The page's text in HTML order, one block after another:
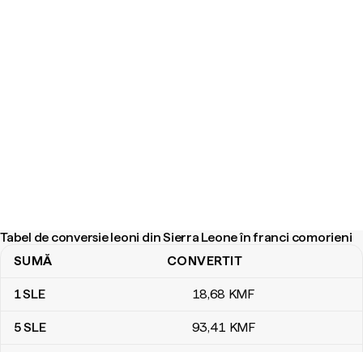
Tabel de conversie leoni din Sierra Leone în franci comorieni
Tabel de conversie leoni din Sierra Leone în franci comorieni
SUMĂ CONVERTIT
1SLE 18,68 KMF
5SLE 93,41 KMF